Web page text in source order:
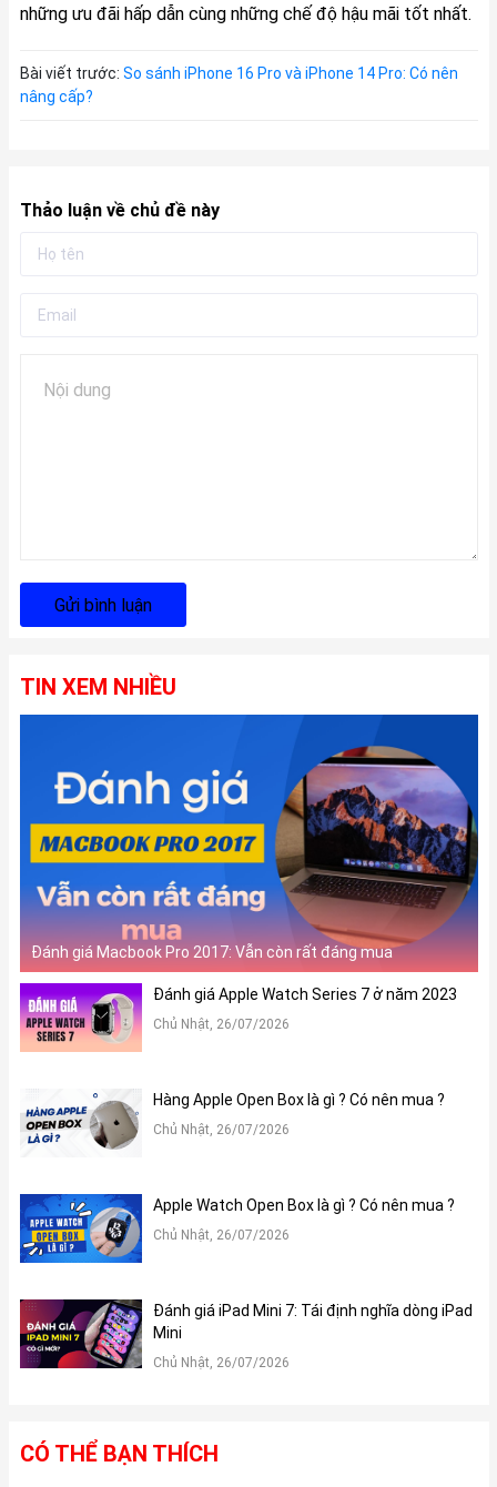
những ưu đãi hấp dẫn cùng những chế độ hậu mãi tốt nhất.
Bài viết trước: So sánh iPhone 16 Pro và iPhone 14 Pro: Có nên
nâng cấp?
Thảo luận về chủ đề này
Gửi bình luận
TIN XEM NHIỀU
Đánh giá Macbook Pro 2017: Vẫn còn rất đáng mua
Đánh giá Apple Watch Series 7 ở năm 2023
Chủ Nhật, 26/07/2026
Hàng Apple Open Box là gì ? Có nên mua ?
Chủ Nhật, 26/07/2026
Apple Watch Open Box là gì ? Có nên mua ?
Chủ Nhật, 26/07/2026
Đánh giá iPad Mini 7: Tái định nghĩa dòng iPad
Mini
Chủ Nhật, 26/07/2026
CÓ THỂ BẠN THÍCH